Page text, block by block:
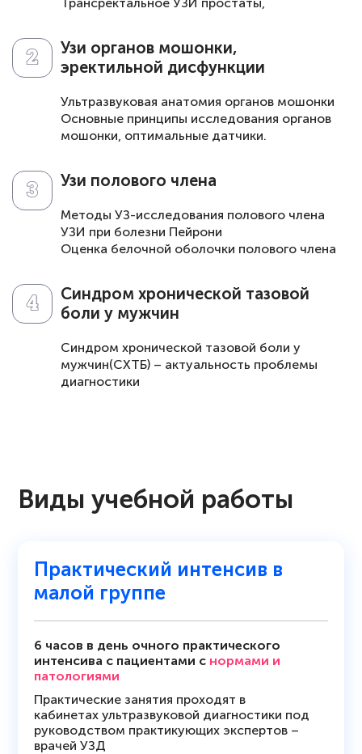
Трансректальное УЗИ простаты,
допплеровском исследовании в режиме
ТРУЗИ
патологии простаты при воспалительных
заболеваниях
УЗИ при гиперплазии простаты
Узи органов мошонки,
эректильной дисфункции
Ультразвуковая анатомия органов мошонки
Основные принципы исследования органов
мошонки, оптимальные датчики.
Оценка состояния венозной системы
ценность пробы Вальсальвы.
УЗ оценка артериального кровоснабжения
яичек, ценность методики при различных
УЗИ органом мошонки при варикоцеле.
Узи полового члена
Методы УЗ-исследования полового члена
УЗИ при болезни Пейрони
Оценка белочной оболочки полового члена
кавернозных тел
Особенности выполнения допплеровского
использованием фармпрепаратов при
диагностике эректильной дисфункции
Показания и противопоказания для
Синдром хронической тазовой
боли у мужчин
Синдром хронической тазовой боли у
мужчин(СХТБ) – актуальность проблемы
диагностики
Опухоли мочевого пузыря как причина
СХТБ, роль УЗИ в диагностике проблемы
УЗ-оценка состояния паховых каналов при
СХТБ
Виды учебной работы
Практический интенсив в
малой группе
6 часов в день очного практического
интенсива с пациентами с нормами и
патологиями
Практические занятия проходят в
кабинетах ультразвуковой диагностики под
руководством практикующих экспертов –
врачей УЗД